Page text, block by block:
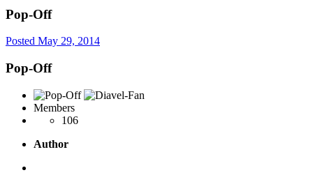
Pop-Off
Posted May 29, 2014
Pop-Off
Members
106
Author